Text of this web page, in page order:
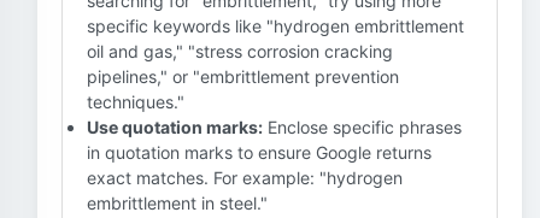
specific keywords like "hydrogen embrittlement
oil and gas," "stress corrosion cracking
pipelines," or "embrittlement prevention
techniques."
Use quotation marks: Enclose specific phrases
in quotation marks to ensure Google returns
exact matches. For example: "hydrogen
embrittlement in steel."